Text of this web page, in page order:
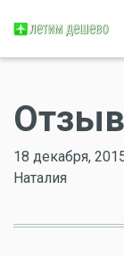
18 декабря,
Наталия